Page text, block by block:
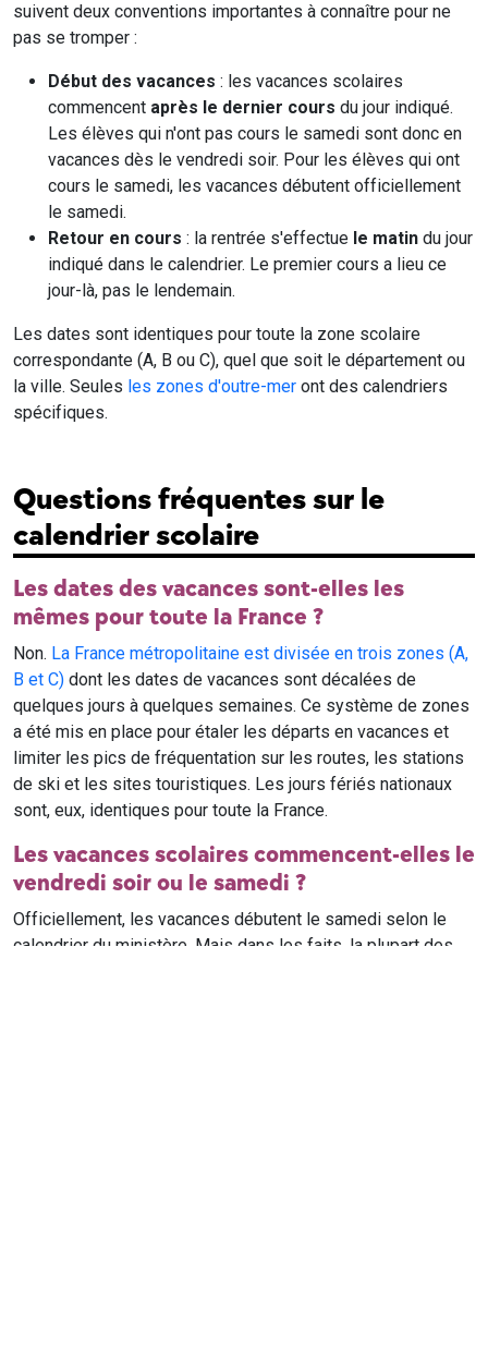
suivent deux conventions importantes à connaître pour ne
pas se tromper :
Début des vacances : les vacances scolaires
commencent après le dernier cours du jour indiqué.
Les élèves qui n'ont pas cours le samedi sont donc en
vacances dès le vendredi soir. Pour les élèves qui ont
cours le samedi, les vacances débutent officiellement
le samedi.
Retour en cours : la rentrée s'effectue le matin du jour
indiqué dans le calendrier. Le premier cours a lieu ce
jour-là, pas le lendemain.
Les dates sont identiques pour toute la zone scolaire
correspondante (A, B ou C), quel que soit le département ou
la ville. Seules les zones d'outre-mer ont des calendriers
spécifiques.
Questions fréquentes sur le
calendrier scolaire
Les dates des vacances sont-elles les
mêmes pour toute la France ?
Non. La France métropolitaine est divisée en trois zones (A,
B et C) dont les dates de vacances sont décalées de
quelques jours à quelques semaines. Ce système de zones
a été mis en place pour étaler les départs en vacances et
limiter les pics de fréquentation sur les routes, les stations
de ski et les sites touristiques. Les jours fériés nationaux
sont, eux, identiques pour toute la France.
Les vacances scolaires commencent-elles le
vendredi soir ou le samedi ?
Officiellement, les vacances débutent le samedi selon le
calendrier du ministère. Mais dans les faits, la plupart des